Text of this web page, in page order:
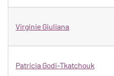
Virginie Giuliana
Patricia Godi-Tkatchouk